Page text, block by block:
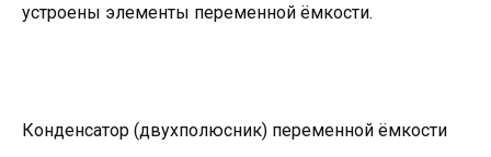
устроены элементы переменной ёмкости.
Конденсатор (двухполюсник) переменной ёмкости